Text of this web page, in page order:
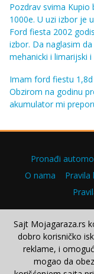
Pozdrav svima
1000e. U uzi izbor je
Ford fiesta 2002
izbor. Da naglasim
mehanicki i limarijski
Imam ford fiestu
Obzirom na godinu
akumulator mi
Pronađi
O nama
Pravila
Sajt Mojagaraza.rs
dobro korisničko
reklame, i
mogao da